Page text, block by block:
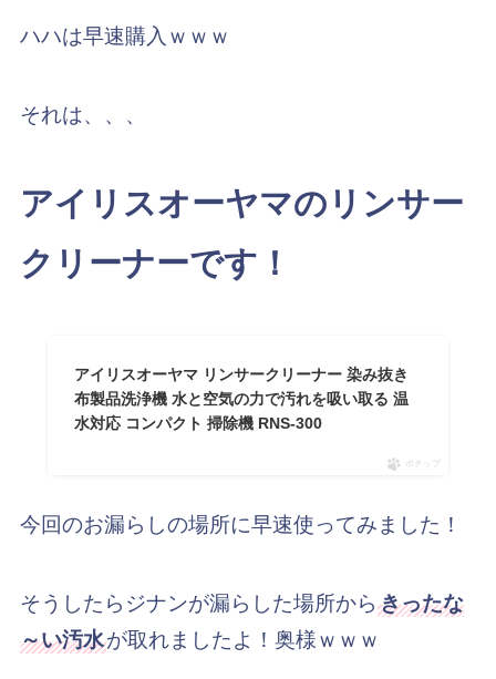
ハハは早速購入ｗｗｗ
それは、、、
アイリスオーヤマのリンサー
クリーナーです！
アイリスオーヤマ リンサークリーナー 染み抜き
布製品洗浄機 水と空気の力で汚れを吸い取る 温
水対応 コンパクト 掃除機 RNS-300
ポチップ
今回のお漏らしの場所に早速使ってみました！
そうしたらジナンが漏らした場所から きったな
～い汚水が取れましたよ！奥様ｗｗｗ